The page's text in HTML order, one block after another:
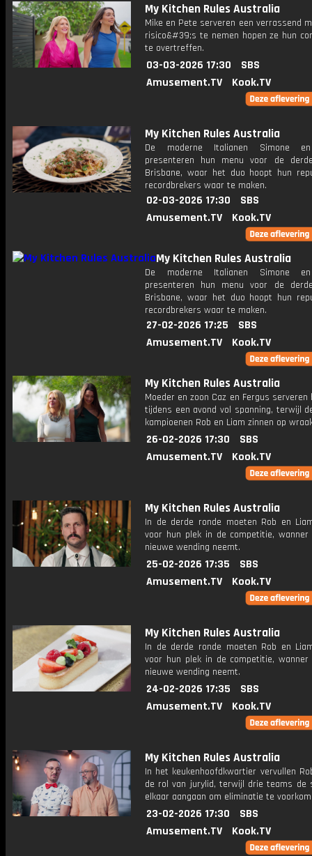
My Kitchen Rules Australia
Mike en Pete serveren een verrassend
risico&#39;s te nemen hopen ze hun
te overtreffen.
03-03-2026 17:30
SBS
Amusement.TV
Kook.TV
My Kitchen Rules Australia
De moderne Italianen Simone
presenteren hun menu voor de
Brisbane, waar het duo hoopt hun
recordbrekers waar te maken.
02-03-2026 17:30
SBS
Amusement.TV
Kook.TV
My Kitchen Rules Australia
De moderne Italianen Simone
presenteren hun menu voor de
Brisbane, waar het duo hoopt hun
recordbrekers waar te maken.
27-02-2026 17:25
SBS
Amusement.TV
Kook.TV
My Kitchen Rules Australia
Moeder en zoon Caz en Fergus serveren
tijdens een avond vol spanning, terwijl
kampioenen Rob en Liam zinnen op
26-02-2026 17:30
SBS
Amusement.TV
Kook.TV
My Kitchen Rules Australia
In de derde ronde moeten Rob en
voor hun plek in de competitie, wanner
nieuwe wending neemt.
25-02-2026 17:35
SBS
Amusement.TV
Kook.TV
My Kitchen Rules Australia
In de derde ronde moeten Rob en
voor hun plek in de competitie, wanner
nieuwe wending neemt.
24-02-2026 17:35
SBS
Amusement.TV
Kook.TV
My Kitchen Rules Australia
In het keukenhoofdkwartier vervullen
de rol van jurylid, terwijl drie teams de
elkaar aangaan om eliminatie te
23-02-2026 17:30
SBS
Amusement.TV
Kook.TV